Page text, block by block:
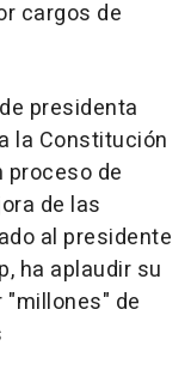
cargos de
presidenta
la Constitución
proceso de
de las
al presidente
ha aplaudir su
de